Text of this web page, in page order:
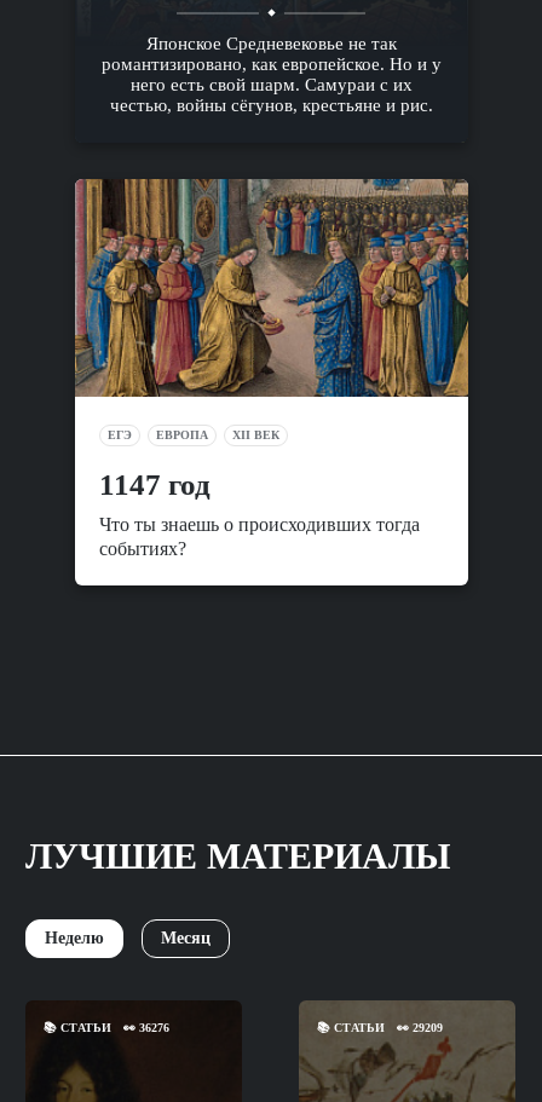
Японское Средневековье не так
романтизировано, как европейское. Но и у
него есть свой шарм. Самураи с их
честью, войны сёгунов, крестьяне и рис.
ЕГЭ ЕВРОПА XII ВЕК
1147 год
Что ты знаешь о происходивших тогда
событиях?
ЛУЧШИЕ МАТЕРИАЛЫ
Неделю Месяц
📚 СТАТЬИ 👀 36276 📚СТАТЬИ 👀29209